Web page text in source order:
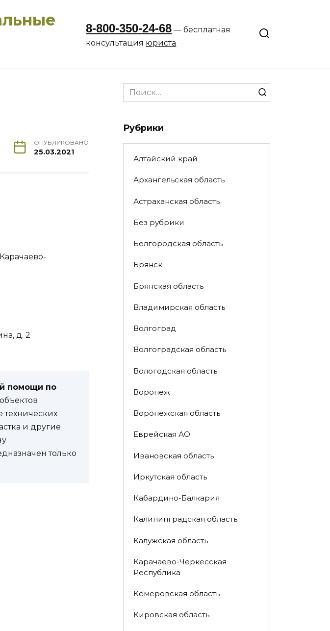
8-800-350-24-68 — бесплатная
консультация юриста
ОПУБЛИКОВАНО
25.03.2021
д. 2
помощи по
и другие
только
Search
for:
Рубрики
Алтайский край
Архангельская область
Астраханская область
Без рубрики
Белгородская область
Брянск
Брянская область
Владимирская область
Волгоград
Волгоградская область
Вологодская область
Воронеж
Воронежская область
Еврейская АО
Ивановская область
Иркутская область
Кабардино-Балкария
Калининградская область
Калужская область
Карачаево-Черкесская
Республика
Кемеровская область
Кировская область